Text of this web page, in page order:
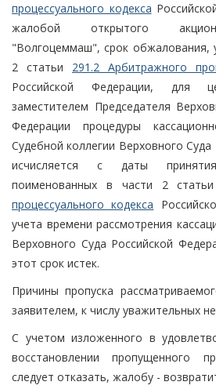
процессуального кодекса
жалобой открытого
"Волгоцеммаш", срок обжалования,
2 статьи 291.2 Арбитражного
Российской Федерации, для
заместителем Председателя
Федерации процедуры
Судебной коллегии Верховного
исчисляется с даты
поименованных в части 2 статьи
процессуального кодекса
учета времени рассмотрения
Верховного Суда Российской
этот срок истек.
Причины пропуска
заявителем, к числу уважительных
С учетом изложенного в
восстановлении пропущенного
следует отказать, жалобу -